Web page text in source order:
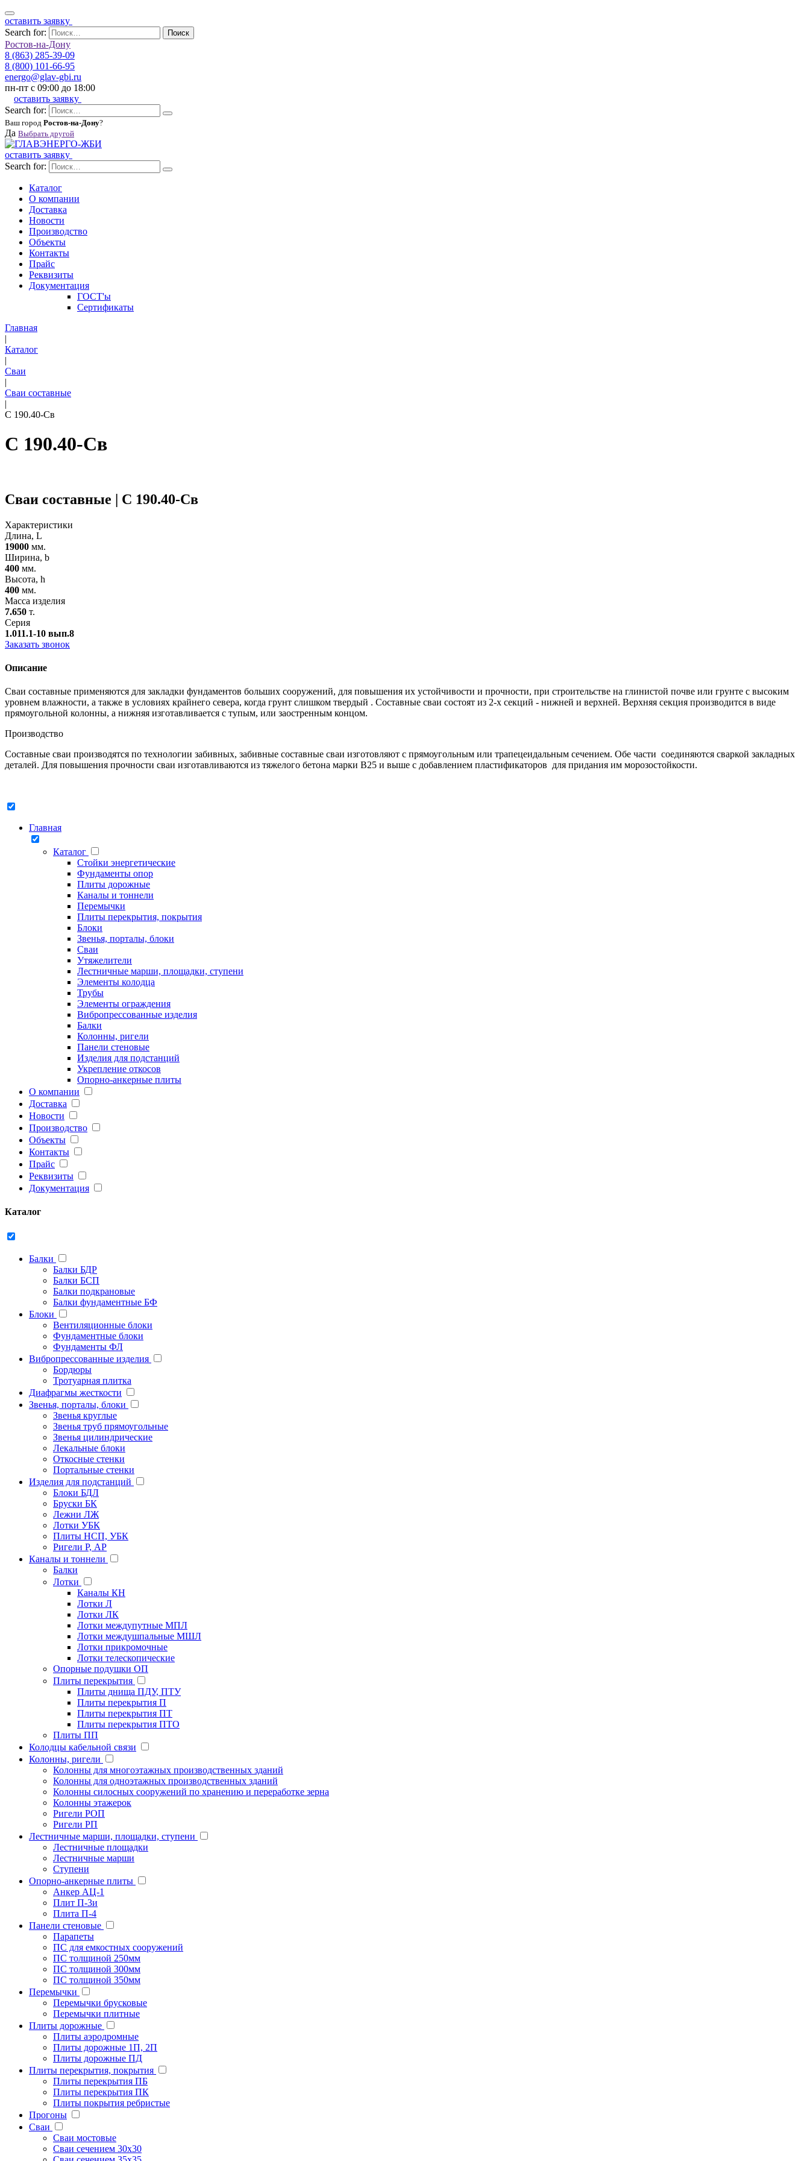
оставить заявку
Search for:
Поиск
Ростов-на-Дону
8 (863) 285-39-09
8 (800) 101-66-95
energo@glav-gbi.ru
пн-пт с 09:00 до 18:00
оставить заявку
Search for:
Ваш город Ростов-на-Дону?
Да Выбрать другой
оставить заявку
Search for:
Каталог
О компании
Доставка
Новости
Производство
Объекты
Контакты
Прайс
Реквизиты
Документация
ГОСТ'ы
Сертификаты
Главная
|
Каталог
|
Сваи
|
Сваи составные
|
С 190.40-Св
С 190.40-Св
Сваи составные | С 190.40-Св
Характеристики
Длина, L
19000 мм.
Ширина, b
400 мм.
Высота, h
400 мм.
Масса изделия
7.650 т.
Серия
1.011.1-10 вып.8
Заказать звонок
Описание
Сваи составные применяются для закладки фундаментов больших сооружений, для повышения их устойчивости и прочности, при строительстве на глинистой почве или грунте с высоким
уровнем влажности, а также в условиях крайнего севера, когда грунт слишком твердый . Составные сваи состоят из 2-х секций - нижней и верхней. Верхняя секция производится в виде
прямоугольной колонны, а нижняя изготавливается с тупым, или заостренным концом.
Производство
Составные сваи производятся по технологии забивных, забивные составные сваи изготовляют с прямоугольным или трапецеидальным сечением. Обе части соединяются сваркой закладных
деталей. Для повышения прочности сваи изготавливаются из тяжелого бетона марки В25 и выше с добавлением пластификаторов для придания им морозостойкости.
Главная
Каталог
Стойки энергетические
Фундаменты опор
Плиты дорожные
Каналы и тоннели
Перемычки
Плиты перекрытия, покрытия
Блоки
Звенья, порталы, блоки
Сваи
Утяжелители
Лестничные марши, площадки, ступени
Элементы колодца
Трубы
Элементы ограждения
Вибропрессованные изделия
Балки
Колонны, ригели
Панели стеновые
Изделия для подстанций
Укрепление откосов
Опорно-анкерные плиты
О компании
Доставка
Новости
Производство
Объекты
Контакты
Прайс
Реквизиты
Документация
Каталог
Балки
Балки БДР
Балки БСП
Балки подкрановые
Балки фундаментные БФ
Блоки
Вентиляционные блоки
Фундаментные блоки
Фундаменты ФЛ
Вибропрессованные изделия
Бордюры
Тротуарная плитка
Диафрагмы жесткости
Звенья, порталы, блоки
Звенья круглые
Звенья труб прямоугольные
Звенья цилиндрические
Лекальные блоки
Откосные стенки
Портальные стенки
Изделия для подстанций
Блоки БДЛ
Бруски БК
Лежни ЛЖ
Лотки УБК
Плиты НСП, УБК
Ригели Р, АР
Каналы и тоннели
Балки
Лотки
Каналы КН
Лотки Л
Лотки ЛК
Лотки междупутные МПЛ
Лотки междушпальные МШЛ
Лотки прикромочные
Лотки телескопические
Опорные подушки ОП
Плиты перекрытия
Плиты днища ПДУ, ПТУ
Плиты перекрытия П
Плиты перекрытия ПТ
Плиты перекрытия ПТО
Плиты ПП
Колодцы кабельной связи
Колонны, ригели
Колонны для многоэтажных производственных зданий
Колонны для одноэтажных производственных зданий
Колонны силосных сооружений по хранению и переработке зерна
Колонны этажерок
Ригели РОП
Ригели РП
Лестничные марши, площадки, ступени
Лестничные площадки
Лестничные марши
Ступени
Опорно-анкерные плиты
Анкер АЦ-1
Плит П-3и
Плита П-4
Панели стеновые
Парапеты
ПС для емкостных сооружений
ПС толщиной 250мм
ПС толщиной 300мм
ПС толщиной 350мм
Перемычки
Перемычки брусковые
Перемычки плитные
Плиты дорожные
Плиты аэродромные
Плиты дорожные 1П, 2П
Плиты дорожные ПД
Плиты перекрытия, покрытия
Плиты перекрытия ПБ
Плиты перекрытия ПК
Плиты покрытия ребристые
Прогоны
Сваи
Сваи мостовые
Сваи сечением 30х30